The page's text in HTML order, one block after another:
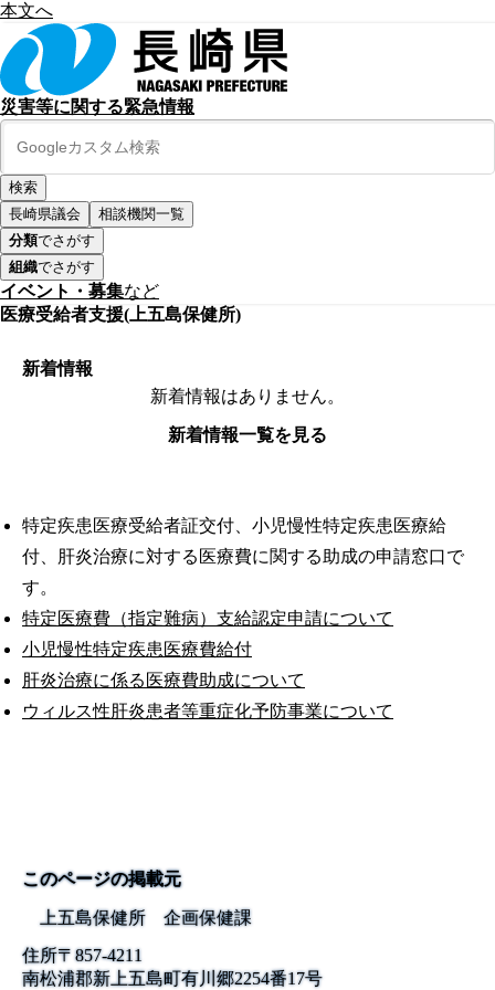
本文へ
災害等に関する緊急情報
長崎県議会
相談機関一覧
分類でさがす
組織でさがす
イベント・募集など
医療受給者支援(上五島保健所)
新着情報
新着情報はありません。
新着情報一覧を見る
特定疾患医療受給者証交付、小児慢性特定疾患医療給
付、肝炎治療に対する医療費に関する助成の申請窓口で
す。
特定医療費（指定難病）支給認定申請について
小児慢性特定疾患医療費給付
肝炎治療に係る医療費助成について
ウィルス性肝炎患者等重症化予防事業について
このページの掲載元
上五島保健所 企画保健課
住所〒857-4211
南松浦郡新上五島町有川郷2254番17号